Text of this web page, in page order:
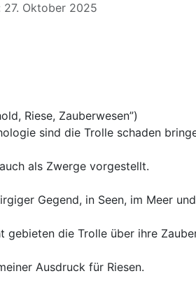
Oktober 2025
Riese, Zauberwesen”)
sind die Trolle schaden
als Zwerge vorgestellt.
Gegend, in Seen, im Meer
gebieten die Trolle über ihre
Ausdruck für Riesen.